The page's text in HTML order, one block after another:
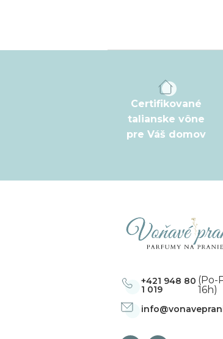
á
Certifikované
talianske vône
pre Váš domov
info@
+421 948 80
1 019
(Po-
16h)